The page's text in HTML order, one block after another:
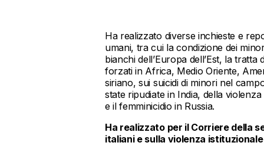
Ha realizzato diverse inchieste e
umani, tra cui la condizione dei
bianchi dell’Europa dell’Est, la
forzati in Africa, Medio Oriente,
siriano, sui suicidi di minori nel
state ripudiate in India, della
e il femminicidio in Russia.
Ha realizzato per il Corriere della
italiani e sulla violenza